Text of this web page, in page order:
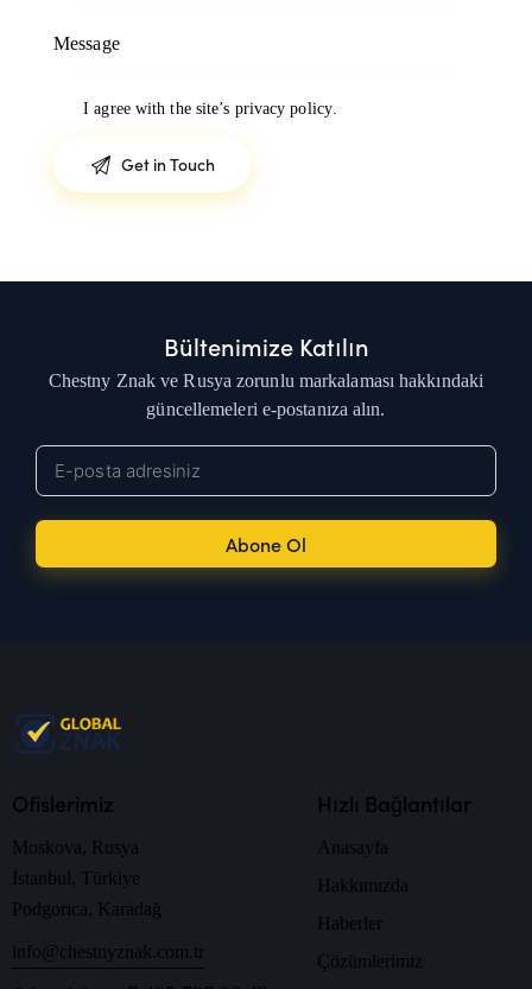
I agree with the site’s privacy policy.
Bültenimize Katılın
Chestny Znak ve Rusya zorunlu markalaması hakkındaki
güncellemeleri e-postanıza alın.
Abone Ol
Ofislerimiz
Moskova, Rusya
İstanbul, Türkiye
Podgorica, Karadağ
info@chestnyznak.com.tr
Hızlı Bağlantılar
Anasayfa
Hakkımızda
Haberler
Çözümlerimiz